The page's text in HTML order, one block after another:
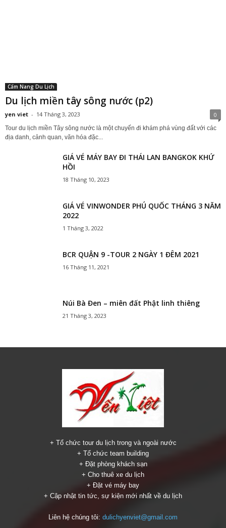
Cẩm Nang Du Lịch
Du lịch miền tây sông nước (p2)
yen viet - 14 Tháng 3, 2023 0
Tour du lịch miền Tây sông nước là một chuyến đi khám phá vùng đất với các
địa danh, cảnh quan, văn hóa đặc...
GIÁ VÉ MÁY BAY ĐI THÁI LAN BANGKOK KHỨ
HỒI
18 Tháng 10, 2023
GIÁ VÉ VINWONDER PHÚ QUỐC THÁNG 3 NĂM
2022
1 Tháng 3, 2022
BCR QUẬN 9 -TOUR 2 NGÀY 1 ĐÊM 2021
16 Tháng 11, 2021
Núi Bà Đen – miên đất Phật linh thiêng
21 Tháng 3, 2023
+ Tổ chức tour du lịch trong và ngoài nước
+ Tổ chức team building
+ Đặt phòng khách sạn
+ Cho thuê xe du lịch
+ Đặt vé máy bay
+ Cập nhật tin tức, sự kiện mới nhất về du lịch
Liên hệ chúng tôi: dulichyenviet@gmail.com